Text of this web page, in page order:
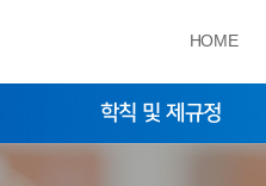
HOME
학칙 및 제규정